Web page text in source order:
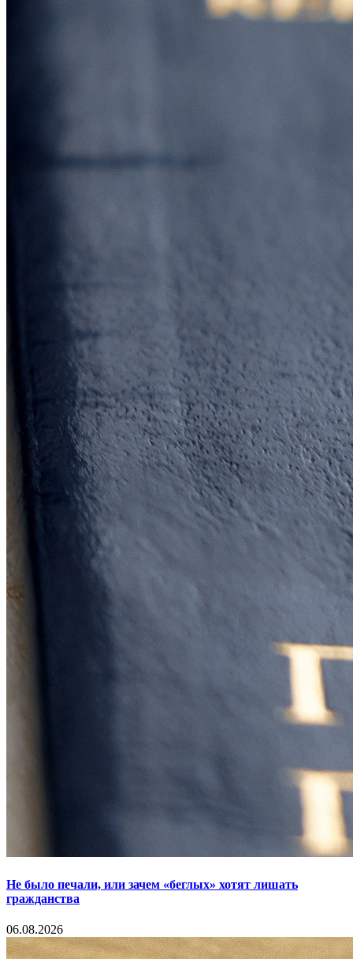
Не было печали, или зачем «беглых» хотят лишать
гражданства
06.08.2026